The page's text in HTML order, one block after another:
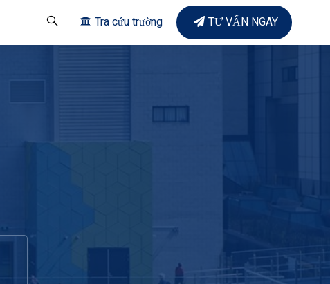
Tra cứu trường TƯ VẤN NGAY